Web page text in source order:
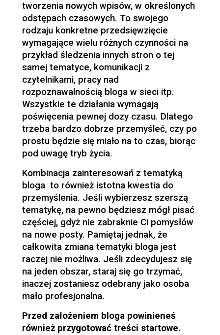
tworzenia nowych wpisów, w określonych
odstępach czasowych. To swojego
rodzaju konkretne przedsięwzięcie
wymagające wielu różnych czynności na
przykład śledzenia innych stron o tej
samej tematyce, komunikacji z
czytelnikami, pracy nad
rozpoznawalnością bloga w sieci itp.
Wszystkie te działania wymagają
poświęcenia pewnej dozy czasu. Dlatego
trzeba bardzo dobrze przemyśleć, czy po
prostu będzie się miało na to czas, biorąc
pod uwagę tryb życia.
Kombinacja zainteresowań z tematyką
bloga to również istotna kwestia do
przemyślenia. Jeśli wybierzesz szerszą
tematykę, na pewno będziesz mógł pisać
częściej, gdyż nie zabraknie Ci pomysłów
na nowe posty. Pamiętaj jednak, że
całkowita zmiana tematyki bloga jest
raczej nie możliwa. Jeśli zdecydujesz się
na jeden obszar, staraj się go trzymać,
inaczej zostaniesz odebrany jako osoba
mało profesjonalna.
Przed założeniem bloga powinieneś
również przygotować treści startowe.